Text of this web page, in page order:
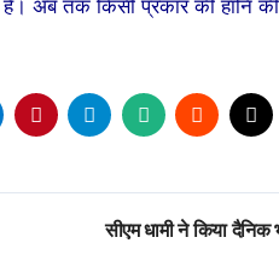
है। अब तक किसी प्रकार की हानि
सीएम धामी ने किया